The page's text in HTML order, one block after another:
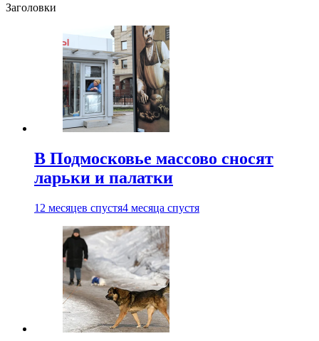
Заголовки
В Подмосковье массово сносят
ларьки и палатки
12 месяцев спустя4 месяца спустя